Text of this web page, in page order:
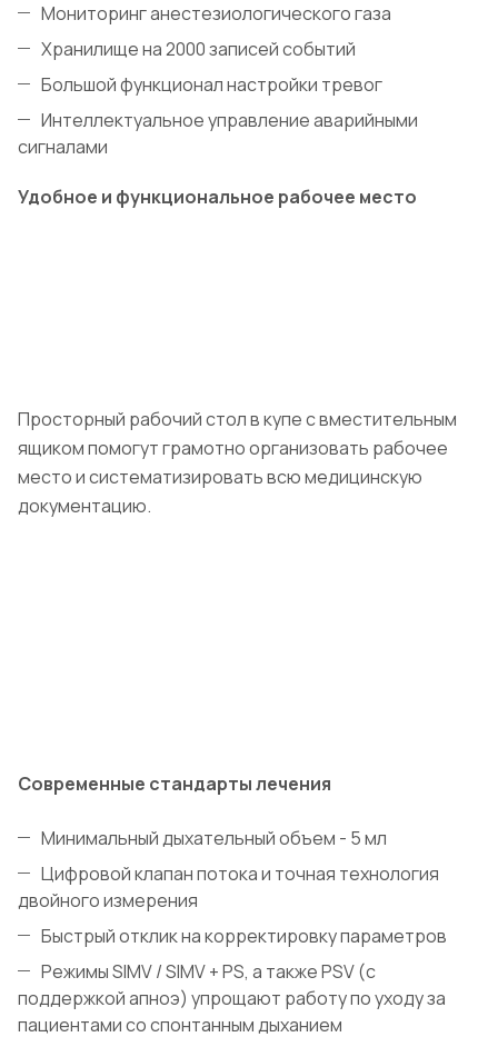
Мониторинг анестезиологического газа
Хранилище на 2000 записей событий
Большой функционал настройки тревог
Интеллектуальное управление аварийными
сигналами
Удобное и функциональное рабочее место
Просторный рабочий стол в купе с вместительным
ящиком помогут грамотно организовать рабочее
место и систематизировать всю медицинскую
документацию.
Современные стандарты лечения
Минимальный дыхательный объем - 5 мл
Цифровой клапан потока и точная технология
двойного измерения
Быстрый отклик на корректировку параметров
Режимы SIMV / SIMV + PS, а также PSV (с
поддержкой апноэ) упрощают работу по уходу за
пациентами со спонтанным дыханием